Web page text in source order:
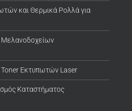
και Θερμικά Ρολλά για
Μελανοδοχείων
Εκτυπωτών Laser
Καταστήματος